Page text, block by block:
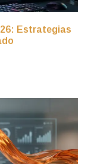
Estrategias